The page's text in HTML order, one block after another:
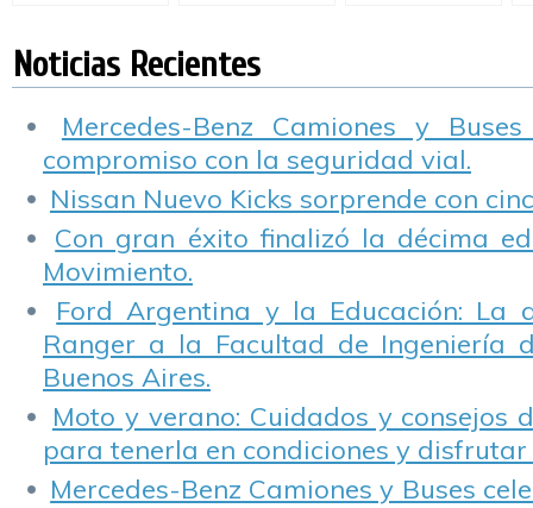
por la Seguridad
Vial”
Noticias Recientes
Mercedes-Benz Camiones y
compromiso con la seguridad vial.
Nissan Nuevo Kicks sorprende con
Con gran éxito finalizó la décima
Movimiento.
Ford Argentina y la Educación: La
Ranger a la Facultad de Ingeniería
Buenos Aires.
Moto y verano: Cuidados y consejos
para tenerla en condiciones y disfrutar
Mercedes-Benz Camiones y Buses